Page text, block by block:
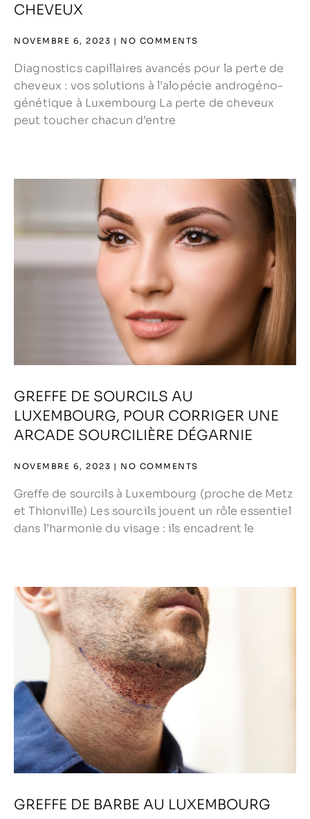
CHEVEUX
NOVEMBRE 6, 2023 NO COMMENTS
Diagnostics capillaires avancés pour la perte de
cheveux : vos solutions à l’alopécie androgéno-
génétique à Luxembourg La perte de cheveux
peut toucher chacun d’entre
GREFFE DE SOURCILS AU
LUXEMBOURG, POUR CORRIGER UNE
ARCADE SOURCILIÈRE DÉGARNIE
NOVEMBRE 6, 2023 NO COMMENTS
Greffe de sourcils à Luxembourg (proche de Metz
et Thionville) Les sourcils jouent un rôle essentiel
dans l’harmonie du visage : ils encadrent le
GREFFE DE BARBE AU LUXEMBOURG